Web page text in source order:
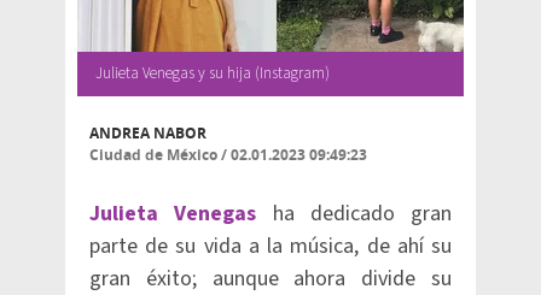
Julieta Venegas y su hija (Instagram)
ANDREA NABOR
Ciudad de México/02.01.2023 09:49:23
Julieta Venegas ha dedicado gran
parte de su vida a la música, de ahí su
gran éxito; aunque ahora divide su